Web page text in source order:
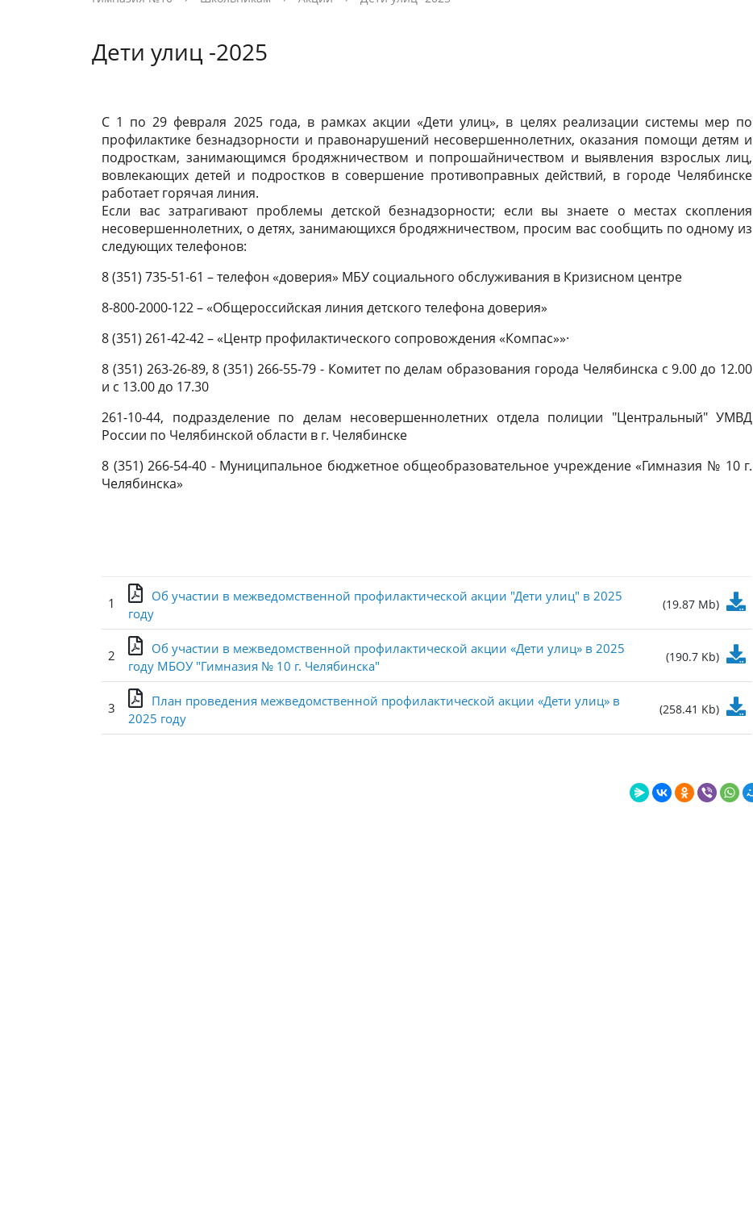
и оснащенность образовательного
процесса. Доступная среда
деятельность
Стипендии и меры поддержки
обучающихся
Международное сотрудничество
Интеграция общего и дополнительного
Навигаторы детства
Новости Минпросвещения России
программах учебных курсов,
предметов, дисциплин (модулей),
годовых календарных учебных
графиках
курсы
Дети улиц -2025
С 1 по 29 февраля 2025 года, в рамках акции «Дети улиц», в целях реализации системы мер по
профилактике безнадзорности и правонарушений несовершеннолетних, оказания помощи детям и
подросткам, занимающимся бродяжничеством и попрошайничеством и выявления взрослых лиц,
вовлекающих детей и подростков в совершение противоправных действий, в городе Челябинске
работает горячая линия.
Если вас затрагивают проблемы детской безнадзорности; если вы знаете о местах скопления
несовершеннолетних, о детях, занимающихся бродяжничеством, просим вас сообщить по одному из
следующих телефонов:
8 (351) 735-51-61 – телефон «доверия» МБУ социального обслуживания в Кризисном центре
8-800-2000-122 – «Общероссийская линия детского телефона доверия»
8 (351) 261-42-42 – «Центр профилактического сопровождения «Компас»»·
8 (351) 263-26-89, 8 (351) 266-55-79 - Комитет по делам образования города Челябинска с 9.00 до 12.00
и с 13.00 до 17.30
261-10-44, подразделение по делам несовершеннолетних отдела полиции "Центральный" УМВД
России по Челябинской области в г. Челябинске
8 (351) 266-54-40 - Муниципальное бюджетное общеобразовательное учреждение «Гимназия № 10 г.
Челябинска»
1
Об участии в межведомственной профилактической акции "Дети улиц" в 2025
году
(19.87 Mb)
2
Об участии в межведомственной профилактической акции «Дети улиц» в 2025
году МБОУ "Гимназия № 10 г. Челябинска"
(190.7 Kb)
3
План проведения межведомственной профилактической акции «Дети улиц» в
2025 году
(258.41 Kb)